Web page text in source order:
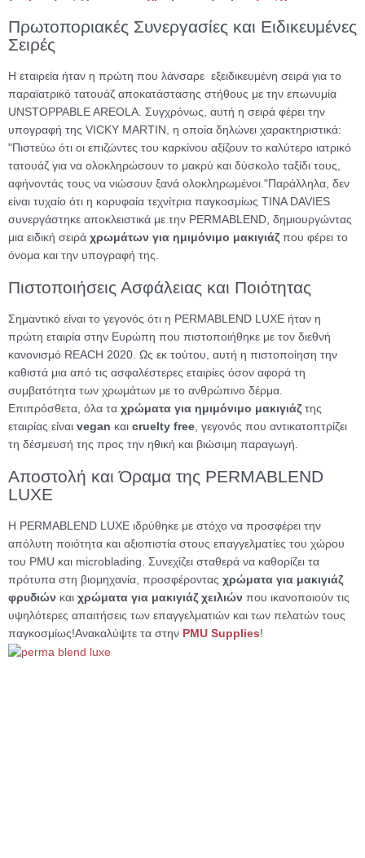
Πρωτοποριακές Συνεργασίες και Ειδικευμένες
Σειρές
Η εταιρεία ήταν η πρώτη που λάνσαρε εξειδικευμένη σειρά για το
παραϊατρικό τατουάζ αποκατάστασης στήθους με την επωνυμία
UNSTOPPABLE AREOLA. Συγχρόνως, αυτή η σειρά φέρει την
υπογραφή της VICKY MARTIN, η οποία δηλώνει χαρακτηριστικά:
"Πιστεύω ότι οι επιζώντες του καρκίνου αξίζουν το καλύτερο ιατρικό
τατουάζ για να ολοκληρώσουν το μακρύ και δύσκολο ταξίδι τους,
αφήνοντάς τους να νιώσουν ξανά ολοκληρωμένοι."Παράλληλα, δεν
είναι τυχαίο ότι η κορυφαία τεχνίτρια παγκοσμίως TINA DAVIES
συνεργάστηκε αποκλειστικά με την PERMABLEND, δημιουργώντας
μια ειδική σειρά χρωμάτων για ημιμόνιμο μακιγιάζ που φέρει το
όνομα και την υπογραφή της.
Πιστοποιήσεις Ασφάλειας και Ποιότητας
Σημαντικό είναι το γεγονός ότι η PERMABLEND LUXE ήταν η
πρώτη εταιρία στην Ευρώπη που πιστοποιήθηκε με τον διεθνή
κανονισμό REACH 2020. Ως εκ τούτου, αυτή η πιστοποίηση την
καθιστά μια από τις ασφαλέστερες εταιρίες όσον αφορά τη
συμβατότητα των χρωμάτων με το ανθρώπινο δέρμα.
Επιπρόσθετα, όλα τα χρώματα για ημιμόνιμο μακιγιάζ της
εταιρίας είναι vegan και cruelty free, γεγονός που αντικατοπτρίζει
τη δέσμευσή της προς την ηθική και βιώσιμη παραγωγή.
Αποστολή και Όραμα της PERMABLEND
LUXE
Η PERMABLEND LUXE ιδρύθηκε με στόχο να προσφέρει την
απόλυτη ποιότητα και αξιοπιστία στους επαγγελματίες του χώρου
του PMU και microblading. Συνεχίζει σταθερά να καθορίζει τα
πρότυπα στη βιομηχανία, προσφέροντας χρώματα για μακιγιάζ
φρυδιών και χρώματα για μακιγιάζ χειλιών που ικανοποιούν τις
υψηλότερες απαιτήσεις των επαγγελματιών και των πελατών τους
παγκοσμίως!Ανακαλύψτε τα στην PMU Supplies!